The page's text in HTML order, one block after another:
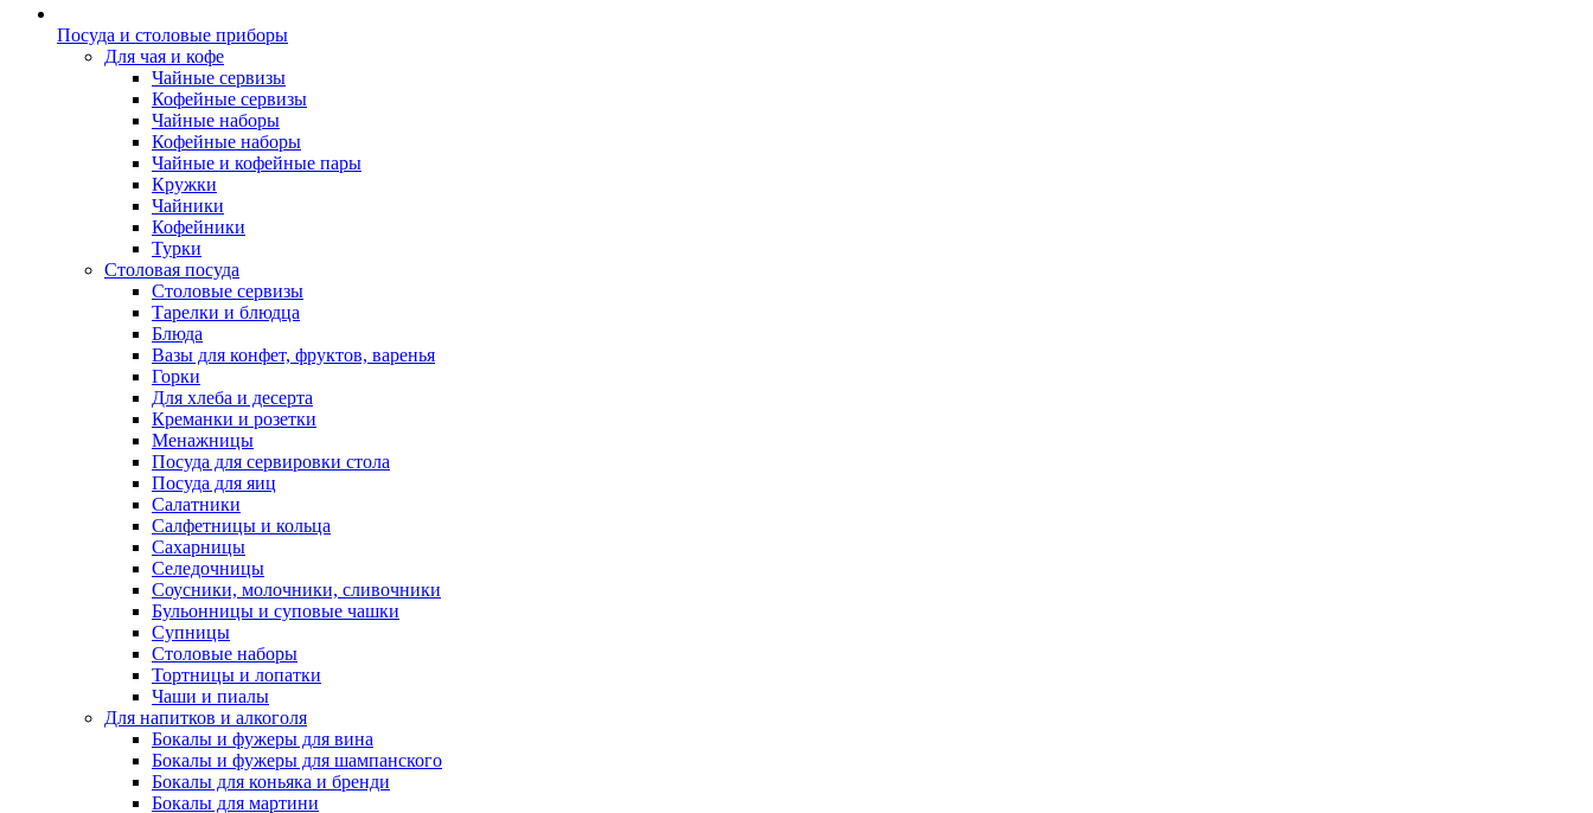
Посуда и столовые приборы
Для чая и кофе
Чайные сервизы
Кофейные сервизы
Чайные наборы
Кофейные наборы
Чайные и кофейные пары
Кружки
Чайники
Кофейники
Турки
Столовая посуда
Столовые сервизы
Тарелки и блюдца
Блюда
Вазы для конфет, фруктов, варенья
Горки
Для хлеба и десерта
Креманки и розетки
Менажницы
Посуда для сервировки стола
Посуда для яиц
Салатники
Салфетницы и кольца
Сахарницы
Селедочницы
Соусники, молочники, сливочники
Бульонницы и суповые чашки
Супницы
Столовые наборы
Тортницы и лопатки
Чаши и пиалы
Для напитков и алкоголя
Бокалы и фужеры для вина
Бокалы и фужеры для шампанского
Бокалы для коньяка и бренди
Бокалы для мартини